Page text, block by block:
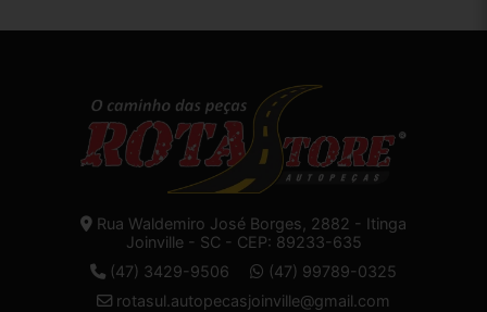
Rua Waldemiro José Borges, 2882 - Itinga
Joinville - SC - CEP: 89233-635
(47) 3429-9506
(47) 99789-0325
rotasul.autopecasjoinville@gmail.com